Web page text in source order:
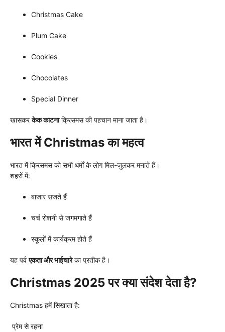
Christmas Cake
Plum Cake
Cookies
Chocolates
Special Dinner
खासकरकेक काटनाक्रिसमस की पहचान माना जाता है।
भारत में Christmas का महत्व
भारत में क्रिसमस को सभी धर्मों के लोग मिल-जुलकर मनाते हैं।
शहरों में:
बाजार सजते हैं
चर्च रोशनी से जगमगाते हैं
स्कूलों में कार्यक्रम होते हैं
यह पर्वएकता और भाईचारेका प्रतीक है।
Christmas 2025 पर क्या संदेश देता है?
Christmas हमें सिखाता है:
प्रेम से रहना